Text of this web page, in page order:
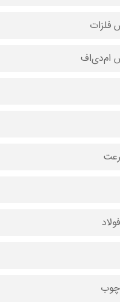
فلزات
ام‌دی‌اف